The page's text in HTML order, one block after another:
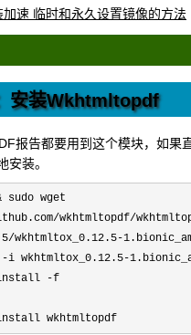
加速 临时和永久设置镜像的方法
安装Wkhtmltopdf
报告都要用到这个模块，如果
安装。
sudo wget
wkhtmltopdf/
wkhtmltox_0.12.5-1
-i wkhtmltox_0.12.5-1
-
wkhtmltopdf